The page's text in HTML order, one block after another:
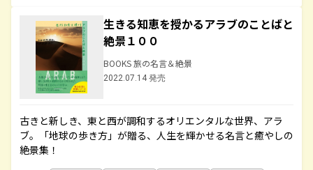
生きる知恵を授かるアラブのことばと
絶景１００
BOOKS 旅の名言＆絶景
2022.07.14 発売
古きと新しき、東と西が調和するオリエンタルな世界、アラ
ブ。「地球の歩き方」が贈る、人生を輝かせる名言と癒やしの
絶景集！